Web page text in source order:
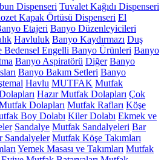
Dispenseri Tuvalet Kağıdı Dispenseri
Kapak Örtüsü Dispenseri El
Etajeri Banyo Düzenleyicileri
Havluluk Banyo Kaydırmazı Duş
Bedensel Engelli Banyo Ürünleri Banyo
Banyo Aspiratörü Diğer Banyo
Banyo Bakım Setleri Banyo
Havlu MUTFAK Mutfak
Hazır Mutfak Dolapları Çok
Dolapları Mutfak Rafları Köşe
Boy Dolabı Kiler Dolabı Ekmek ve
Sandalye Mutfak Sandalyeleri Bar
Sandalyeler Mutfak Köşe Takımları
Yemek Masası ve Takımları Mutfak